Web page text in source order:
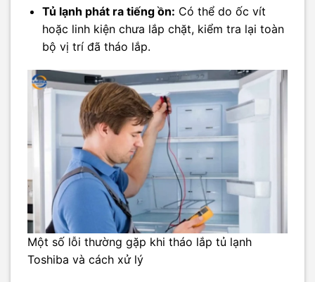
Tủ lạnh phát ra tiếng ồn: Có thể do ốc vít
hoặc linh kiện chưa lắp chặt, kiểm tra lại toàn
bộ vị trí đã tháo lắp.
Một số lỗi thường gặp khi tháo lắp tủ lạnh
Toshiba và cách xử lý